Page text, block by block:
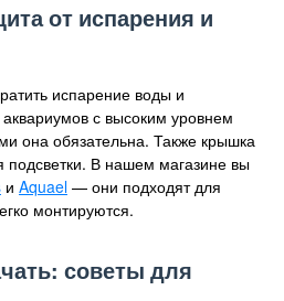
от испарения и
испарение воды и
с высоким уровнем
она обязательна. Также крышка
подсветки. В нашем магазине вы
и Aquael — они подходят для
монтируются.
советы для